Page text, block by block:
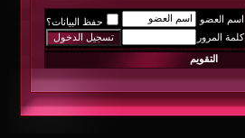
اسم العضو
حفظ البيانات؟
كلمة المرور
التقويم